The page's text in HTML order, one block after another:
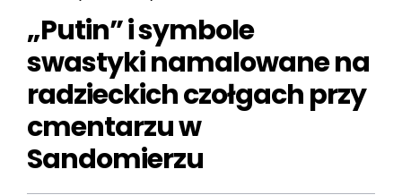
„Putin” i symbole
swastyki namalowane na
radzieckich czołgach przy
cmentarzu w
Sandomierzu